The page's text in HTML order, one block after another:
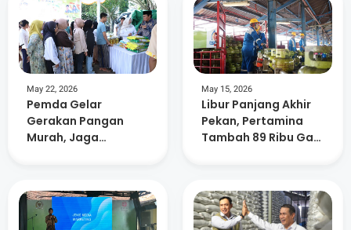
May 22, 2026
Pemda Gelar
Gerakan Pangan
Murah, Jaga
Keagamaan
May 15, 2026
Libur Panjang Akhir
Pekan, Pertamina
Tambah 89 Ribu Gas